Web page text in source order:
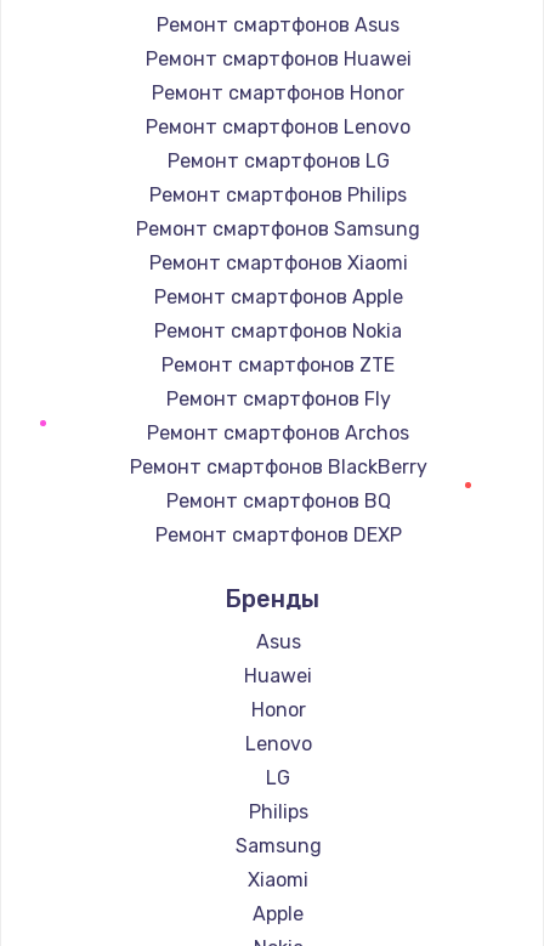
Замена кнопки Home телефона
Заказать
Ремонт материнской платы телефона
Заказать
Заказать
Замена процессора телефона
1235 руб.
Заказать
Ремонт смартфонов Asus
Ремонт смартфонов Huawei
Ремонт смартфонов Honor
Ремонт смартфонов Lenovo
Ремонт смартфонов LG
Ремонт смартфонов Philips
Ремонт смартфонов Samsung
Ремонт смартфонов Xiaomi
Ремонт смартфонов Apple
Ремонт смартфонов Nokia
Ремонт смартфонов ZTE
Ремонт смартфонов Fly
Ремонт смартфонов Archos
Ремонт смартфонов BlackBerry
Ремонт смартфонов BQ
Ремонт смартфонов DEXP
Ремонт смартфонов Ginzzu
Ремонт смартфонов Highscreen
Ремонт смартфонов Irbis
Ремонт смартфонов Kyocera
Ремонт смартфонов LeEco
Ремонт смартфонов OnePlus
Ремонт смартфонов teXet
Ремонт смартфонов Motorola
Ремонт смартфонов Prestigio
Ремонт смартфонов Vertex
Бренды
Asus
Huawei
Honor
Lenovo
LG
Philips
Samsung
Xiaomi
Apple